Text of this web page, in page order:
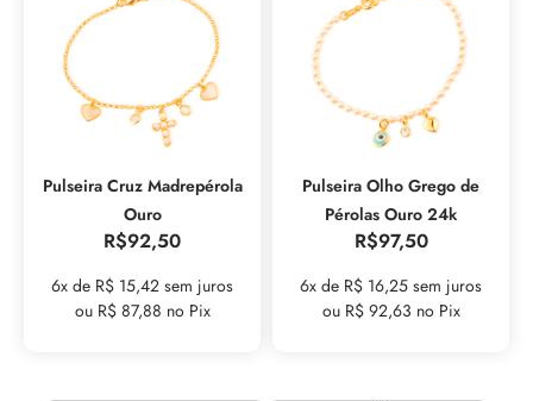
Pulseira Cruz Madrepérola
Ouro
R$92,50
6x de R$ 15,42 sem juros
ou R$ 87,88 no Pix
Pulseira Olho Grego de
Pérolas Ouro 24k
R$97,50
6x de R$ 16,25 sem juros
ou R$ 92,63 no Pix